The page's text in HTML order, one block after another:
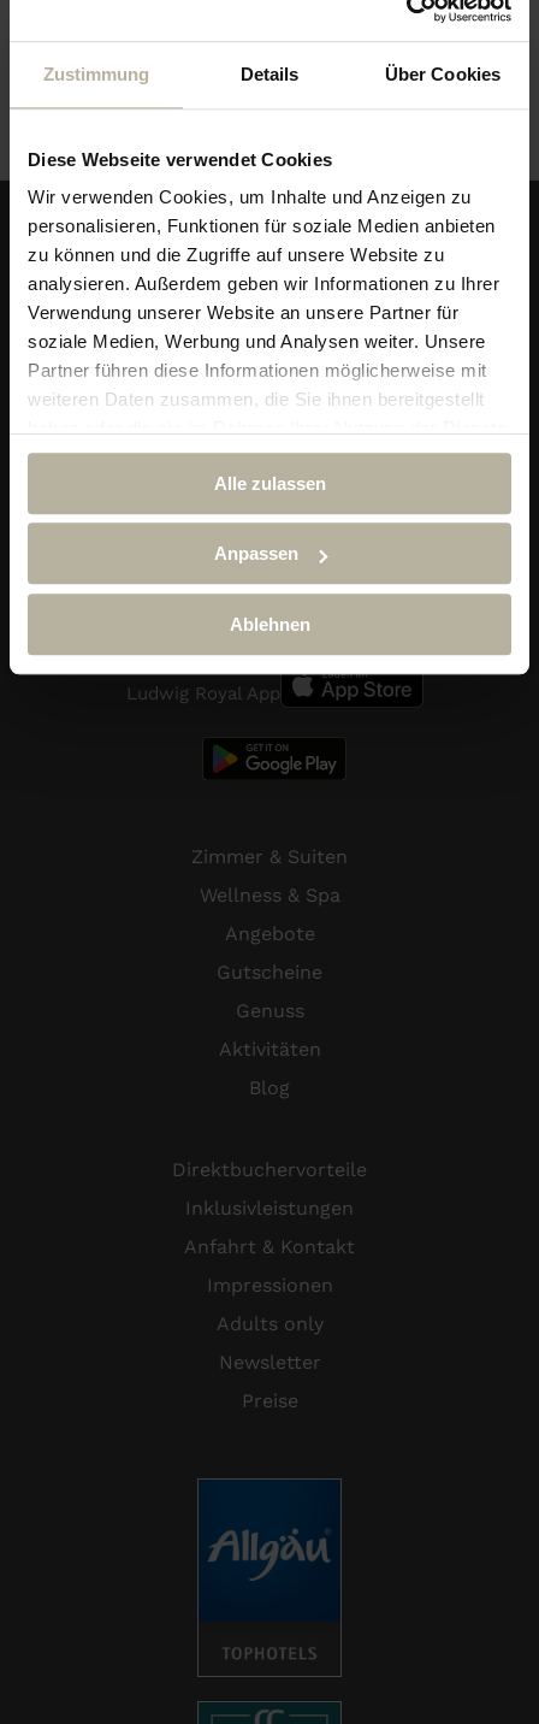
Zustimmung Details Über Cookies
Diese Webseite verwendet Cookies
Wir verwenden Cookies, um Inhalte und Anzeigen zu
personalisieren, Funktionen für soziale Medien anbieten
zu können und die Zugriffe auf unsere Website zu
analysieren. Außerdem geben wir Informationen zu Ihrer
Verwendung unserer Website an unsere Partner für
soziale Medien, Werbung und Analysen weiter. Unsere
Partner führen diese Informationen möglicherweise mit
weiteren Daten zusammen, die Sie ihnen bereitgestellt
gesammelt haben.
Alle zulassen
Anpassen
Ablehnen
Telefon:+49 (0) 838 689 10
reservierung@hotel-ludwig-royal.de
Ludwig Royal App
Zimmer & Suiten
Wellness & Spa
Angebote
Gutscheine
Genuss
Aktivitäten
Blog
Direktbuchervorteile
Inklusivleistungen
Anfahrt & Kontakt
Impressionen
Adults only
Newsletter
Preise